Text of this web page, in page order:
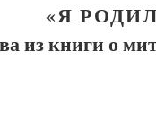
«Я
из книги о